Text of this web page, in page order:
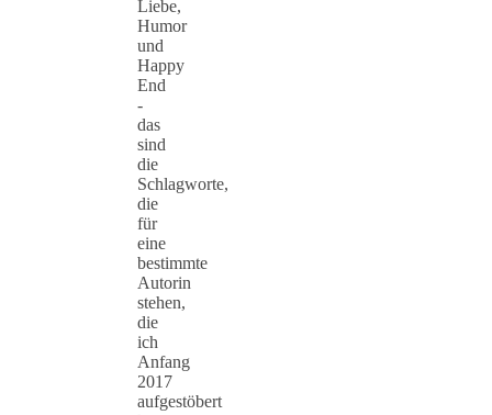
Liebe,
Humor
und
Happy
End
-
das
sind
die
Schlagworte,
die
für
eine
bestimmte
Autorin
stehen,
die
ich
Anfang
2017
aufgestöbert